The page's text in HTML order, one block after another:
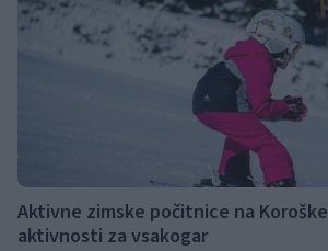
Aktivne zimske počitnice na
aktivnosti za vsakogar